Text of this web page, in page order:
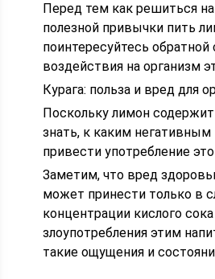
Перед тем как решиться
полезной привычки пить
поинтересуйтесь обратной
воздействия на организм
Курага: польза и вред для
Поскольку лимон содержит
знать, к каким
привести употребление
Заметим, что вред
может принести только в
концентрации кислого
злоупотребления этим
такие ощущения и